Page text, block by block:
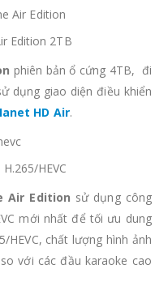
Edition 2TB
phiên bản ổ cứng 4TB, đi
dụng giao diện điều khiển
HD Air.
HEVC
Air Edition sử dụng công
mới nhất để tối ưu dung
HEVC, chất lượng hình ảnh
với các đầu karaoke cao